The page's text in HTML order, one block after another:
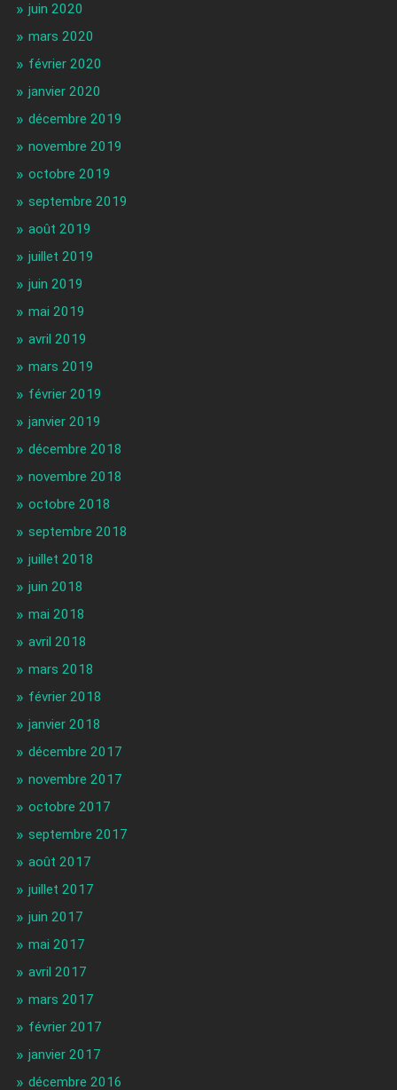
juin 2020
mars 2020
février 2020
janvier 2020
décembre 2019
novembre 2019
octobre 2019
septembre 2019
août 2019
juillet 2019
juin 2019
mai 2019
avril 2019
mars 2019
février 2019
janvier 2019
décembre 2018
novembre 2018
octobre 2018
septembre 2018
juillet 2018
juin 2018
mai 2018
avril 2018
mars 2018
février 2018
janvier 2018
décembre 2017
novembre 2017
octobre 2017
septembre 2017
août 2017
juillet 2017
juin 2017
mai 2017
avril 2017
mars 2017
février 2017
janvier 2017
décembre 2016